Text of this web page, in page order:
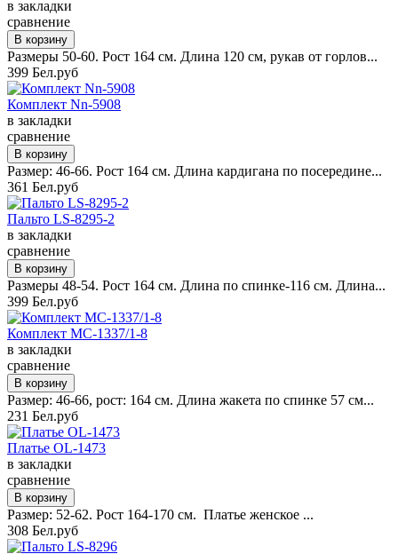
в закладки
сравнение
Размеры 50-60. Рост 164 см. Длина 120 см, рукав от горлов...
399 Бел.руб
Комплект Nn-5908
в закладки
сравнение
Размер: 46-66. Рост 164 см. Длина кардигана по посередине...
361 Бел.руб
Пальто LS-8295-2
в закладки
сравнение
Размеры 48-54. Рост 164 см. Длина по спинке-116 см. Длина...
399 Бел.руб
Комплект MC-1337/1-8
в закладки
сравнение
Размер: 46-66, рост: 164 см. Длина жакета по спинке 57 см...
231 Бел.руб
Платье OL-1473
в закладки
сравнение
Размер: 52-62. Рост 164-170 см. Платье женское ...
308 Бел.руб